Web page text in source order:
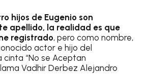
hijos de Eugenio son
apellido, la realidad es que
registrado, pero como nombre,
actor e hijo del
“No se Aceptan
Vadhir Derbez Alejandro